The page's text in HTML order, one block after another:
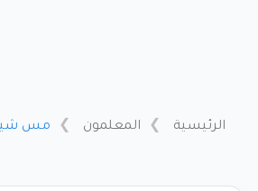
الرئيسية المعلمون مس